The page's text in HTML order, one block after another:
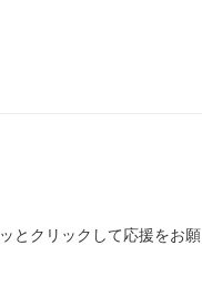
とクリックして応援をお願